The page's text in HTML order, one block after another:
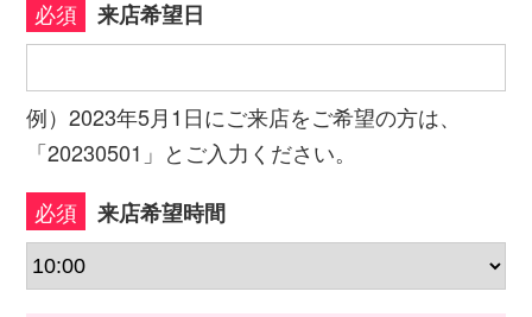
必須 来店希望日
例）2023年5月1日にご来店をご希望の方は、
「20230501」とご入力ください。
必須
来店希望時間